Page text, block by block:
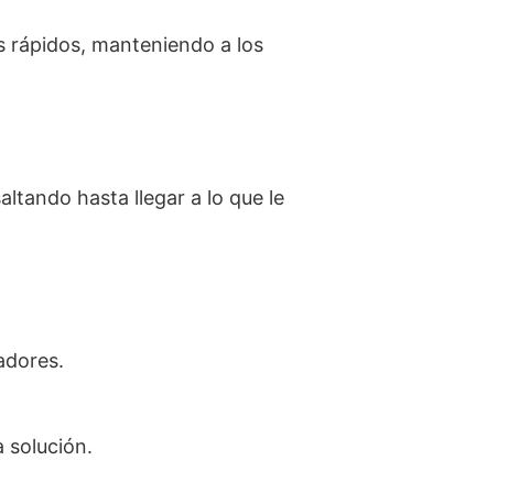
rápidos, manteniendo a los
hasta llegar a lo que le
solución.